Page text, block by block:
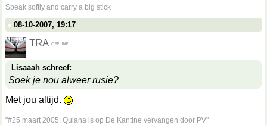
Speak softly and carry a big stick
08-10-2007, 19:17
TRA
Lisaaah schreef:
Soek je nou alweer rusie?
Met jou altijd.
"#25 maart 2005: Quiana is op De Kantine vervangen door PV"